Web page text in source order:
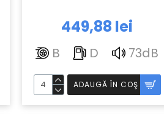
449,88 lei
B D 73dB
ADAUGĂ ÎN COŞ